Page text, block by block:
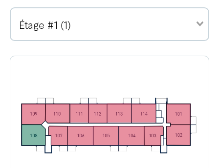
Étage #1 (1)